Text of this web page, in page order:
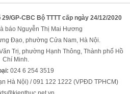
GP-CBC Bộ TTTT cấp ngày 24/12/2020
báo Nguyễn Thị Mai Hương
Đạo, phường Cửa Nam, Hà Nội.
Trị, phường Hạnh Thông, Thành phố Hồ
Chí Minh.
024 6 254 3519
Hà Nội) / 091 122 1222 (VPĐD TPHCM)